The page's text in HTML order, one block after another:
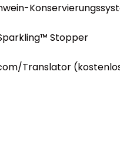
Stopper
Translator